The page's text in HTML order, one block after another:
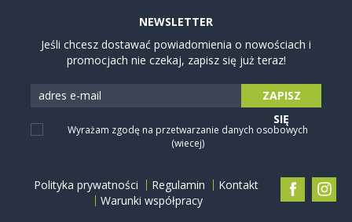
NEWSLETTER
Jeśli chcesz dostawać powiadomienia o nowościach i
promocjach nie czekaj, zapisz się już teraz!
Wyrażam zgodę na przetwarzanie danych osobowych
(wiecej)
ZAPISZ
SIĘ
Polityka prywatności Regulamin
Kontakt
Warunki współpracy